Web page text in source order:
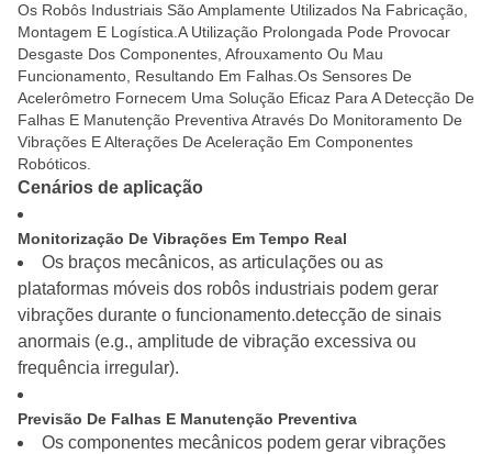
Os Robôs Industriais São Amplamente Utilizados Na Fabricação,
Montagem E Logística.A Utilização Prolongada Pode Provocar
Desgaste Dos Componentes, Afrouxamento Ou Mau
Funcionamento, Resultando Em Falhas.Os Sensores De
Acelerômetro Fornecem Uma Solução Eficaz Para A Detecção De
Falhas E Manutenção Preventiva Através Do Monitoramento De
Vibrações E Alterações De Aceleração Em Componentes
Robóticos.
Cenários de aplicação
Monitorização De Vibrações Em Tempo Real
Os braços mecânicos, as articulações ou as
plataformas móveis dos robôs industriais podem gerar
vibrações durante o funcionamento.detecção de sinais
anormais (e.g., amplitude de vibração excessiva ou
frequência irregular).
Previsão De Falhas E Manutenção Preventiva
Os componentes mecânicos podem gerar vibrações